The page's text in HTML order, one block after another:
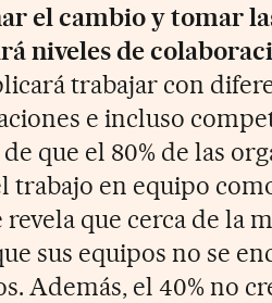
el cambio y tomar
niveles de
trabajar con
e incluso
que el 80% de las
trabajo en equipo
que cerca de la
sus equipos no se
Además, el 40% no